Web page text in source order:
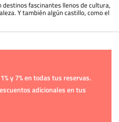
destinos fascinantes llenos de cultura,
Y también algún castillo, como el
y 7% en todas tus reservas.
adicionales en tus